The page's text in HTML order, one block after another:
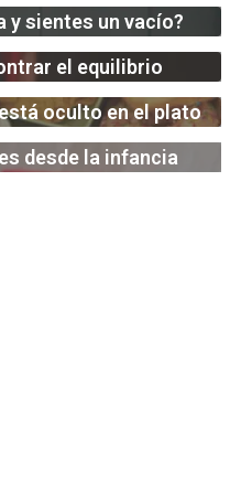
y sientes un vacío?
el equilibrio
oculto en el plato
desde la infancia